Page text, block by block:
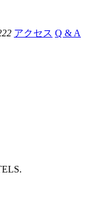
アクセス Q & A